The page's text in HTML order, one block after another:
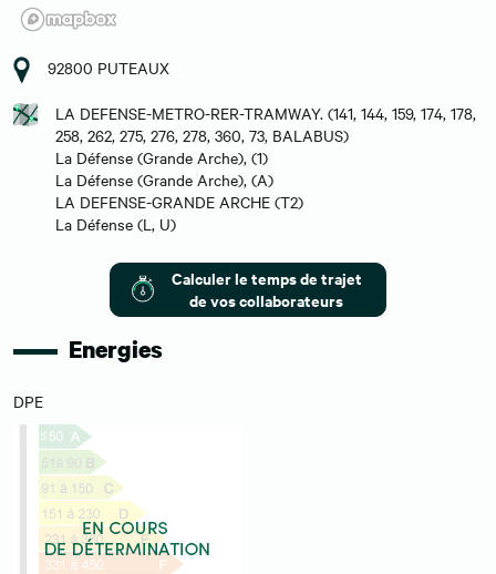
92800 PUTEAUX
LA DEFENSE-METRO-RER-TRAMWAY. (141, 144, 159, 174, 178,
258, 262, 275, 276, 278, 360, 73, BALABUS)
La Défense (Grande Arche), (1)
La Défense (Grande Arche), (A)
LA DEFENSE-GRANDE ARCHE (T2)
La Défense (L, U)
Calculer le temps de trajet
de vos collaborateurs
Energies
DPE